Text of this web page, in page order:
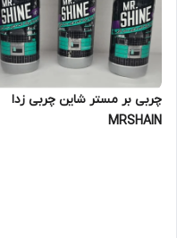
چربی بر مستر شاین چربی زدا
MRSHAIN